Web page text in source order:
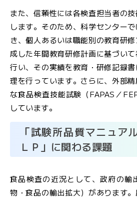
また、信頼性には各検査担当者の
します。そのため、科学センター
き、個人あるいは職能別の教育研
成した年間教育研修計画に基づい
行い、その実績を教育・研修記録
理を行っています。さらに、外部
な食品検査技能試験（FAPAS／
しています。
「試験所品質マニュア
ＬＰ」に関わる課題
食品検査の近況として、政府の輸
物・食品の輸出拡大）があります